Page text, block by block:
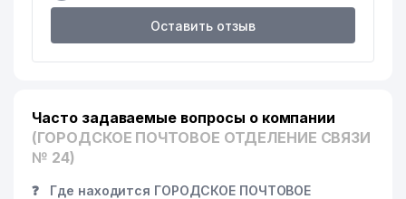
Оставить отзыв
Часто задаваемые вопросы о компании
(ГОРОДСКОЕ ПОЧТОВОЕ ОТДЕЛЕНИЕ СВЯЗИ
№ 24)
❓
Где находится ГОРОДСКОЕ ПОЧТОВОЕ